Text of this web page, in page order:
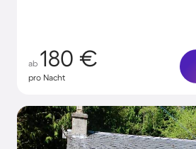
ab 180 €
pro Nacht